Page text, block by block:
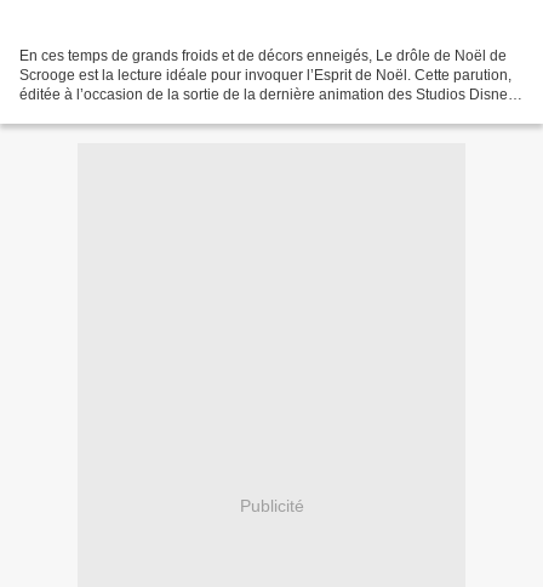
En ces temps de grands froids et de décors enneigés, Le drôle de Noël de
Scrooge est la lecture idéale pour invoquer l’Esprit de Noël. Cette parution,
éditée à l’occasion de la sortie de la dernière animation des Studios Disney
Publicité